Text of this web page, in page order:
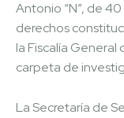
Antonio “N”, de
derechos
la Fiscalía
carpeta de
La Secretaría de